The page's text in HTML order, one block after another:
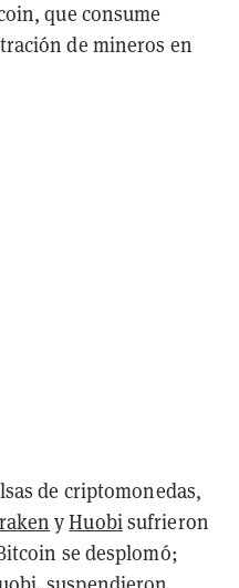
que consume
de mineros en
de criptomonedas,
yHuobisufrieron
se desplomó;